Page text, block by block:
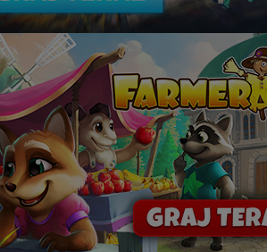
zgody na akceptację cookies niestety
serwisu chomikuj.pl.
cookiesprzezZaufanych Partnerów
Twoich potrzeb, analiza skuteczności działań
spowoduje, że wyświetlana Ci reklama nie
do Twoich preferencji, a będzie to reklama
ustawień przeglądarki internetowej w
przechowywanie plików cookies na
Można również usunąć pliki cookies,
zmian w ustawieniach przeglądarki
na ten temat znajdziesz pod adresem
.